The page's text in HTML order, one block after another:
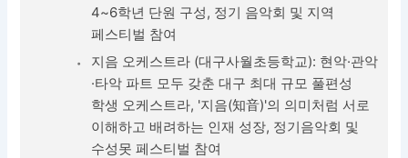
4~6학년 단원 구성, 정기 음악회 및 지역
페스티벌 참여
지음 오케스트라 (대구사월초등학교): 현악·관악
·타악 파트 모두 갖춘 대구 최대 규모 풀편성
학생 오케스트라, '지음(知音)'의 의미처럼 서로
이해하고 배려하는 인재 성장, 정기음악회 및
수성못 페스티벌 참여